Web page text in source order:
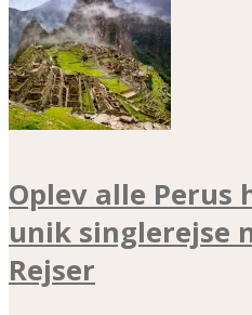
Oplev alle Perus
unik singlerejse
Rejser